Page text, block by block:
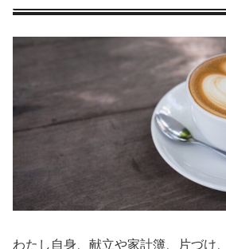
わたし自身、献立や家計簿、片づけ